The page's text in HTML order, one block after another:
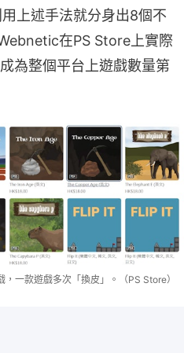
上述手法就分身出8個不
在PS Store上實際
為整個平台上遊戲數量第
一款遊戲多次「換皮」。（PS Store）